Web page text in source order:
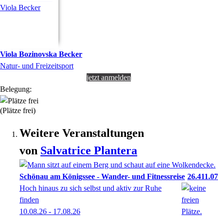
Viola Bozinovska Becker
Natur- und Freizeitsport
jetzt anmelden
Belegung:
(Plätze frei)
Weitere Veranstaltungen
von Salvatrice Plantera
Schönau am Königssee - Wander- und Fitnessreise 26.411.07
Hoch hinaus zu sich selbst und aktiv zur Ruhe
finden
10.08.26 - 17.08.26